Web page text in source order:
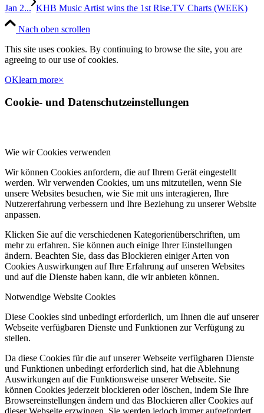
Jan 2... KHB Music Artist wins the 1st Rise.TV Charts (WEEK)
Nach oben scrollen
This site uses cookies. By continuing to browse the site, you are
agreeing to our use of cookies.
OKlearn more×
Cookie- und Datenschutzeinstellungen
Wie wir Cookies verwenden
Wir können Cookies anfordern, die auf Ihrem Gerät eingestellt
werden. Wir verwenden Cookies, um uns mitzuteilen, wenn Sie
unsere Websites besuchen, wie Sie mit uns interagieren, Ihre
Nutzererfahrung verbessern und Ihre Beziehung zu unserer Website
anpassen.
Klicken Sie auf die verschiedenen Kategorienüberschriften, um
mehr zu erfahren. Sie können auch einige Ihrer Einstellungen
ändern. Beachten Sie, dass das Blockieren einiger Arten von
Cookies Auswirkungen auf Ihre Erfahrung auf unseren Websites
und auf die Dienste haben kann, die wir anbieten können.
Notwendige Website Cookies
Diese Cookies sind unbedingt erforderlich, um Ihnen die auf unserer
Webseite verfügbaren Dienste und Funktionen zur Verfügung zu
stellen.
Da diese Cookies für die auf unserer Webseite verfügbaren Dienste
und Funktionen unbedingt erforderlich sind, hat die Ablehnung
Auswirkungen auf die Funktionsweise unserer Webseite. Sie
können Cookies jederzeit blockieren oder löschen, indem Sie Ihre
Browsereinstellungen ändern und das Blockieren aller Cookies auf
dieser Webseite erzwingen. Sie werden jedoch immer aufgefordert,